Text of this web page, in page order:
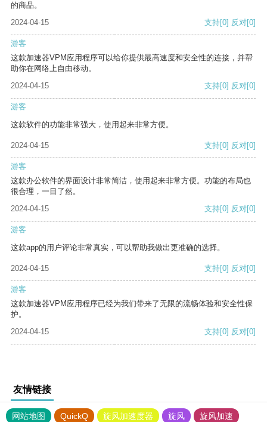
的商品。
2024-04-15
支持[0] 反对[0]
游客
这款加速器VPM应用程序可以给你提供最高速度和安全性的连接，并帮
助你在网络上自由移动。
2024-04-15
支持[0] 反对[0]
游客
这款软件的功能非常强大，使用起来非常方便。
2024-04-15 支持[0] 反对[0]
游客
这款办公软件的界面设计非常简洁，使用起来非常方便。功能的布局也
很合理，一目了然。
2024-04-15
支持[0] 反对[0]
游客
这款app的用户评论非常真实，可以帮助我做出更准确的选择。
2024-04-15 支持[0] 反对[0]
游客
这款加速器VPM应用程序已经为我们带来了无限的流畅体验和安全性保
护。
2024-04-15
支持[0] 反对[0]
友情链接
网站地图 QuickQ 旋风加速度器 旋风 旋风加速